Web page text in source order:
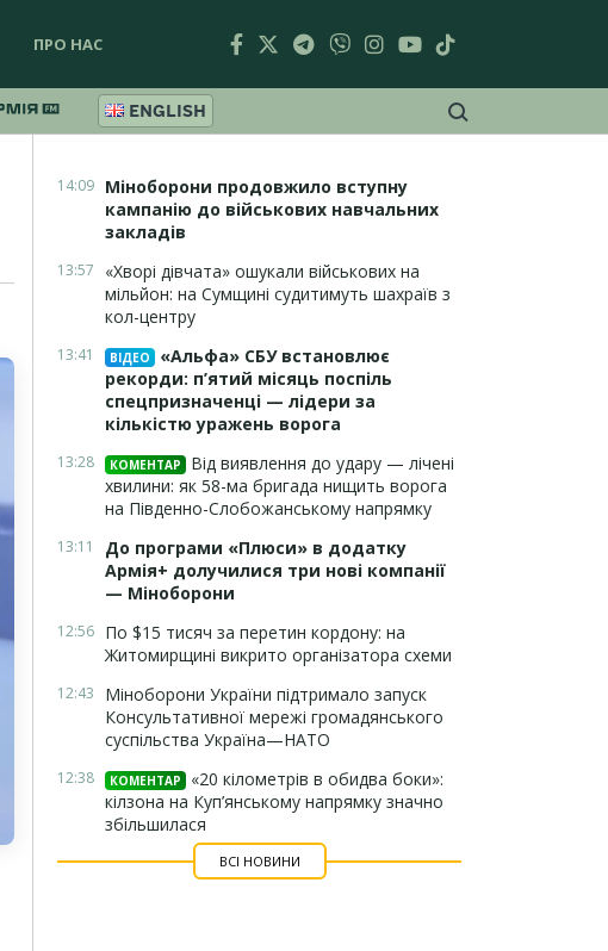
ПРО НАС
ENGLISH
14:09 Міноборони продовжило вступну
кампанію до військових навчальних
закладів
13:57
«Хворі дівчата» ошукали військових на
мільйон: на Сумщині судитимуть шахраїв з
кол-центру
13:41 ВІДЕО
«Альфа» СБУ встановлює
рекорди: п’ятий місяць поспіль
спецпризначенці — лідери за
кількістю уражень ворога
13:28 КОМЕНТАР
Від виявлення до удару — лічені
хвилини: як 58-ма бригада нищить ворога
на Південно-Слобожанському напрямку
13:11
До програми «Плюси» в додатку
Армія+ долучилися три нові компанії
— Міноборони
12:56 По $15 тисяч за перетин кордону: на
Житомирщині викрито організатора схеми
12:43
Міноборони України підтримало запуск
Консультативної мережі громадянського
суспільства Україна—НАТО
12:38 КОМЕНТАР
«20 кілометрів в обидва боки»:
кілзона на Куп’янському напрямку значно
збільшилася
ВСІ НОВИНИ